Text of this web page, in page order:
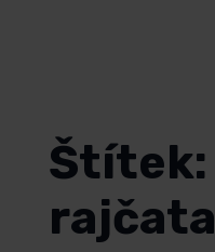
Štítek:
rajčata